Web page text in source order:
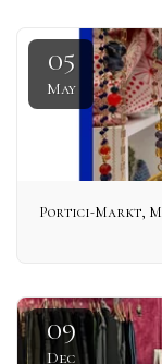
05
May
Portici-Markt,
09
Dec